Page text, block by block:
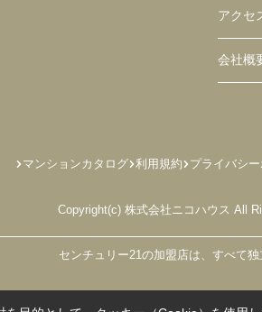
アクセ
会社概
マンションカタログ 利用規約 プライバシ
Copyright(c) 株式会社ニコハウス All
センチュリー21の加盟店は、すべて独